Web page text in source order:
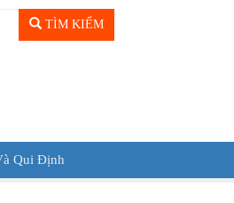
TÌM KIẾM
Qui Định